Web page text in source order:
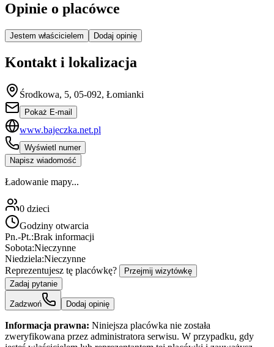
Opinie o placówce
Jestem właścicielem Dodaj opinię
Kontakt i lokalizacja
Środkowa, 5, 05-092, Łomianki
Pokaż E-mail
www.bajeczka.net.pl
Wyświetl numer
Napisz wiadomość
Ładowanie mapy...
0 dzieci
Godziny otwarcia
Pn.-Pt.:Brak informacji
Sobota:Nieczynne
Niedziela:Nieczynne
Reprezentujesz tę placówkę?
Przejmij wizytówkę
Zadaj pytanie
Zadzwoń Dodaj opinię
Informacja prawna: Niniejsza placówka nie została
zweryfikowana przez administratora serwisu. W przypadku, gdy